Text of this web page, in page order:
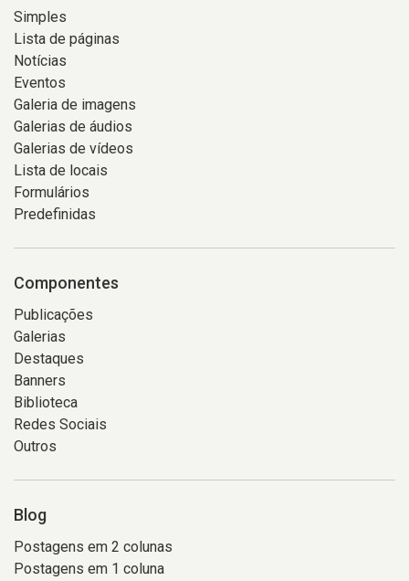
Simples
Lista de páginas
Notícias
Eventos
Galeria de imagens
Galerias de áudios
Galerias de vídeos
Lista de locais
Formulários
Predefinidas
Componentes
Publicações
Galerias
Destaques
Banners
Biblioteca
Redes Sociais
Outros
Blog
Postagens em 2 colunas
Postagens em 1 coluna